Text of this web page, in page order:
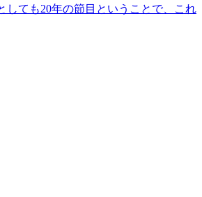
しても20年の節目ということで、これ